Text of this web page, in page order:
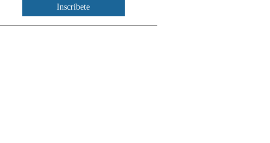
Inscríbete